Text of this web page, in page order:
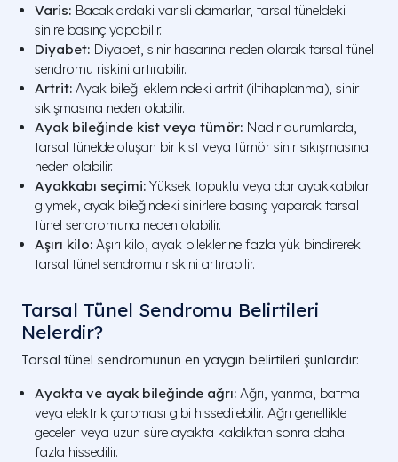
Varis: Bacaklardaki varisli damarlar, tarsal tüneldeki
sinire basınç yapabilir.
Diyabet: Diyabet, sinir hasarına neden olarak tarsal tünel
sendromu riskini artırabilir.
Artrit: Ayak bileği eklemindeki artrit (iltihaplanma), sinir
sıkışmasına neden olabilir.
Ayak bileğinde kist veya tümör: Nadir durumlarda,
tarsal tünelde oluşan bir kist veya tümör sinir sıkışmasına
neden olabilir.
Ayakkabı seçimi: Yüksek topuklu veya dar ayakkabılar
giymek, ayak bileğindeki sinirlere basınç yaparak tarsal
tünel sendromuna neden olabilir.
Aşırı kilo: Aşırı kilo, ayak bileklerine fazla yük bindirerek
tarsal tünel sendromu riskini artırabilir.
Tarsal Tünel Sendromu Belirtileri
Nelerdir?
Tarsal tünel sendromunun en yaygın belirtileri şunlardır:
Ayakta ve ayak bileğinde ağrı: Ağrı, yanma, batma
veya elektrik çarpması gibi hissedilebilir. Ağrı genellikle
geceleri veya uzun süre ayakta kaldıktan sonra daha
fazla hissedilir.